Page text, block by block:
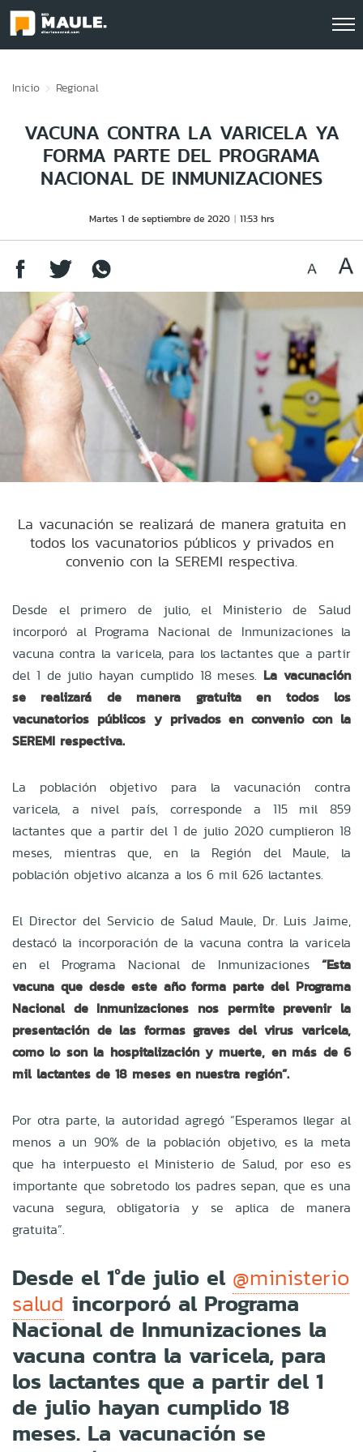
Inicio Regional
VACUNA CONTRA LA VARICELA YA
FORMA PARTE DEL PROGRAMA
NACIONAL DE INMUNIZACIONES
Martes 1 de septiembre de 2020 11:53 hrs
La vacunación se realizará de manera gratuita en
todos los vacunatorios públicos y privados en
convenio con la SEREMI respectiva.
Desde el primero de julio, el Ministerio de Salud
incorporó al Programa Nacional de Inmunizaciones la
vacuna contra la varicela, para los lactantes que a partir
del 1 de julio hayan cumplido 18 meses. La vacunación
se realizará de manera gratuita en todos los
vacunatorios públicos y privados en convenio con la
SEREMI respectiva.
La población objetivo para la vacunación contra
varicela, a nivel país, corresponde a 115 mil 859
lactantes que a partir del 1 de julio 2020 cumplieron 18
meses, mientras que, en la Región del Maule, la
población objetivo alcanza a los 6 mil 626 lactantes.
El Director del Servicio de Salud Maule, Dr. Luis Jaime,
destacó la incorporación de la vacuna contra la varicela
en el Programa Nacional de Inmunizaciones “Esta
vacuna que desde este año forma parte del Programa
Nacional de Inmunizaciones nos permite prevenir la
presentación de las formas graves del virus varicela,
como lo son la hospitalización y muerte, en más de 6
mil lactantes de 18 meses en nuestra región”.
Por otra parte, la autoridad agregó “Esperamos llegar al
menos a un 90% de la población objetivo, es la meta
que ha interpuesto el Ministerio de Salud, por eso es
importante que sobretodo los padres sepan, que es una
vacuna segura, obligatoria y se aplica de manera
gratuita”.
Desde el 1°de julio el @ministerio
salud incorporó al Programa
Nacional de Inmunizaciones la
vacuna contra la varicela, para
los lactantes que a partir del 1
de julio hayan cumplido 18
meses. La vacunación se